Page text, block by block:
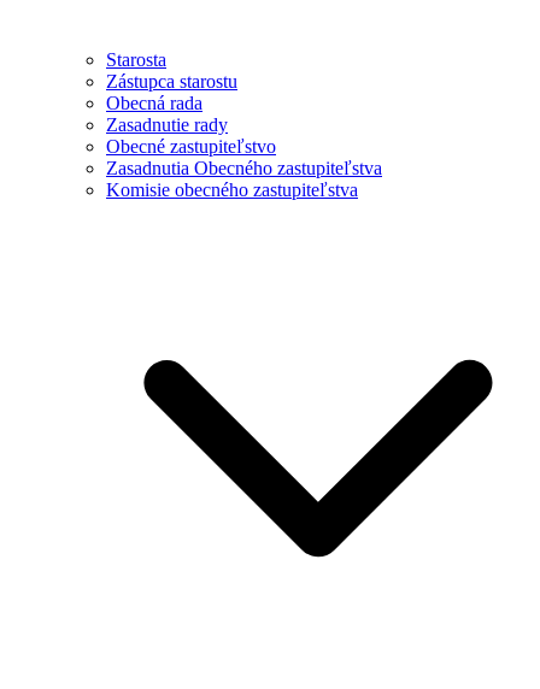
Starosta
Zástupca starostu
Obecná rada
Zasadnutie rady
Obecné zastupiteľstvo
Zasadnutia Obecného zastupiteľstva
Komisie obecného zastupiteľstva